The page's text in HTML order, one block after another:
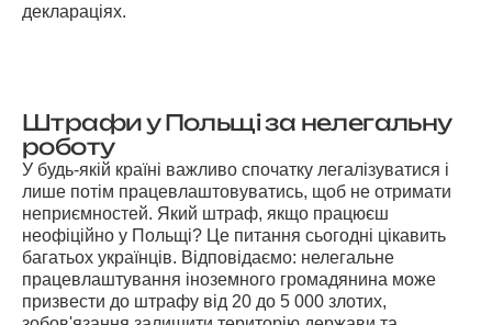
деклараціях.
Штрафи у Польщі за нелегальну
роботу
У будь-якій країні важливо спочатку легалізуватися і
лише потім працевлаштовуватись, щоб не отримати
неприємностей. Який штраф, якщо працюєш
неофіційно у Польщі? Це питання сьогодні цікавить
багатьох українців. Відповідаємо: нелегальне
працевлаштування іноземного громадянина може
призвести до штрафу від 20 до 5 000 злотих,